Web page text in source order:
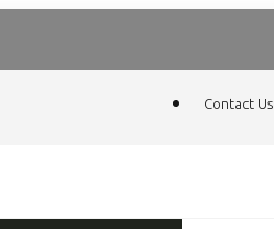
Contact Us